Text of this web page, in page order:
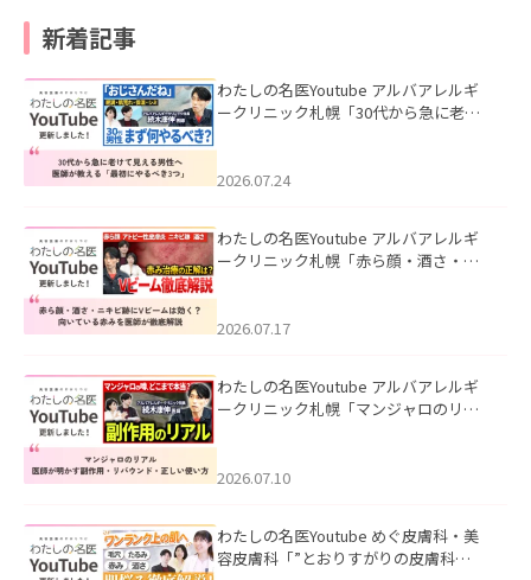
新着記事
わたしの名医Youtube アルバアレルギ
ークリニック札幌「30代から急に老け
た。
2026.07.24
わたしの名医Youtube アルバアレルギ
ークリニック札幌「赤ら顔・酒さ・ニ
した。
2026.07.17
わたしの名医Youtube アルバアレルギ
ークリニック札幌「マンジャロのリア
た。
2026.07.10
わたしの名医Youtube めぐ皮膚科・美
容皮膚科「”とおりすがりの皮膚科